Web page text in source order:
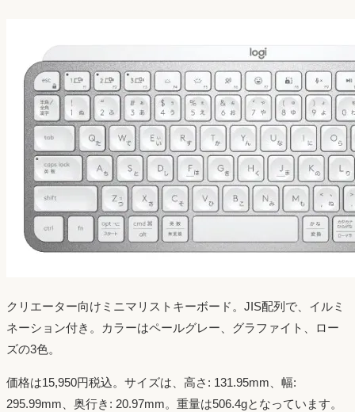
クリエーター向けミニマリストキーボード。JIS配列で、イルミ
ネーション付き。カラーはペールグレー、グラファイト、ロー
ズの3色。
価格は15,950円税込。サイズは、高さ: 131.95mm、幅:
295.99mm、奥行き: 20.97mm。重量は506.4gとなっています。